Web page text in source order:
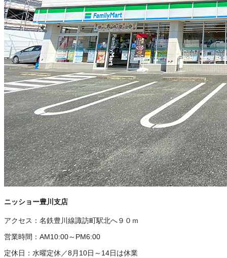
ニッショー豊川支店
アクセス： 名鉄豊川線諏訪町駅北へ９０ｍ
営業時間： AM10:00～PM6:00
定休日： 水曜定休／8月10日～14日は休業